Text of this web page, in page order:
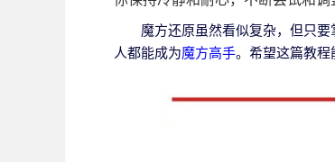
魔方还原虽然看似复杂，但只
人都能成为魔方高手。希望这篇教程